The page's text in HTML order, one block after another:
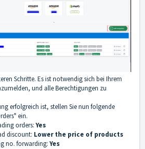
Schritte. Es ist notwendig sich bei Ihrem
und alle Berechtigungen zu
erfolgreich ist, stellen Sie nun folgende
ein.
orders:Yes
discount: Lower the price of products
no. forwarding:Yes